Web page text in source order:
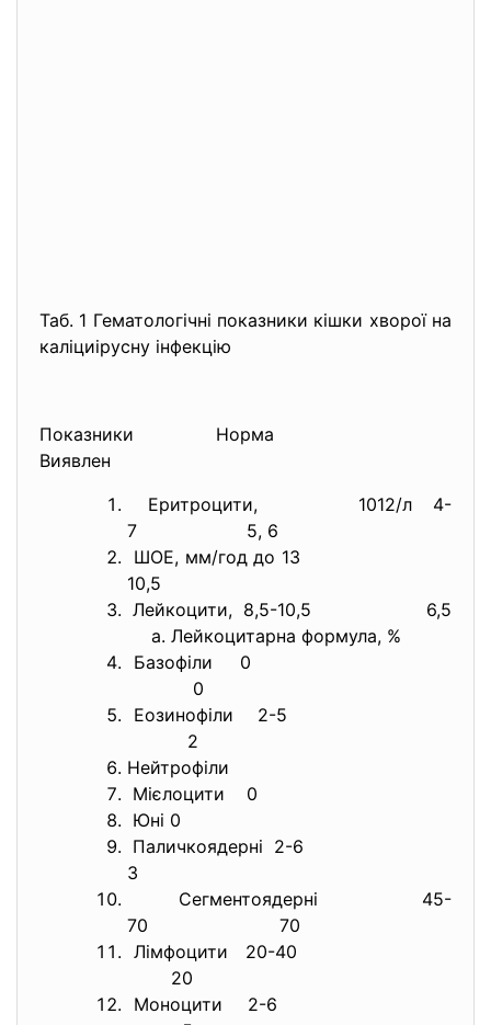
Таб. 1 Гематологічні показники кішки хворої на
каліциірусну інфекцію
Показники Норма
Виявлен
Еритроцити, 1012/л 4-
7 5, 6
ШОЕ, мм/год до 13
10,5
Лейкоцити, 8,5-10,5 6,5
Лейкоцитарна формула, %
Базофіли 0
0
Еозинофіли 2-5
2
Нейтрофіли
Мієлоцити 0
Юні 0
Паличкоядерні 2-6
3
Сегментоядерні 45-
70 70
Лімфоцити 20-40
20
Моноцити 2-6